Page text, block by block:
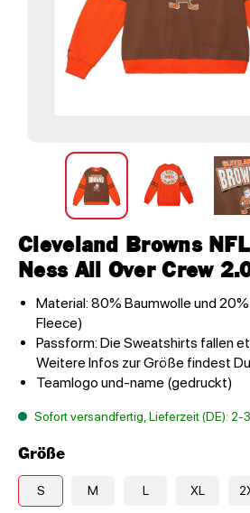
Cleveland Browns
Ness All Over Crew
Material: 80% Baumwolle und
Fleece)
Passform: Die Sweatshirts fallen
Weitere Infos zur Größe findest
Teamlogo und-name (gedruckt)
Sofort versandfertig, Lieferzeit (DE): 2-
Größe
S M L XL